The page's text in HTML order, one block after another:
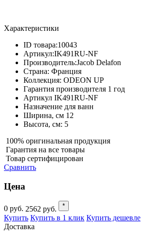
Характеристики
ID товара:10043
Артикул:IK491RU-NF
Производитель:Jacob Delafon
Страна: Франция
Коллекция: ODEON UP
Гарантия производителя 1 год
Артикул IK491RU-NF
Назначение для ванн
Ширина, см 12
Высота, см: 5
100% оригинальная продукция
Гарантия на все товары
Товар сертифицирован
Сравнить
Цена
0 руб. 2562 руб. *
Купить Купить в 1 клик Купить дешевле
Доставка